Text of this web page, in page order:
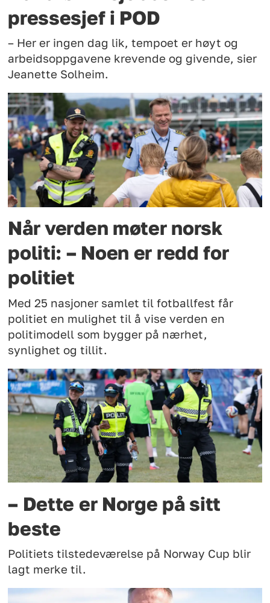
pressesjef i POD
– Her er ingen dag lik, tempoet er høyt og
arbeidsoppgavene krevende og givende, sier
Jeanette Solheim.
Når verden møter norsk
politi: – Noen er redd for
politiet
Med 25 nasjoner samlet til fotballfest får
politiet en mulighet til å vise verden en
politimodell som bygger på nærhet,
synlighet og tillit.
– Dette er Norge på sitt
beste
Politiets tilstedeværelse på Norway Cup blir
lagt merke til.